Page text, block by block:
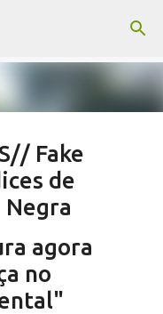
principal
Fake
de
Negra
VACINAÇÃO SERRA NEGRA
agora
no